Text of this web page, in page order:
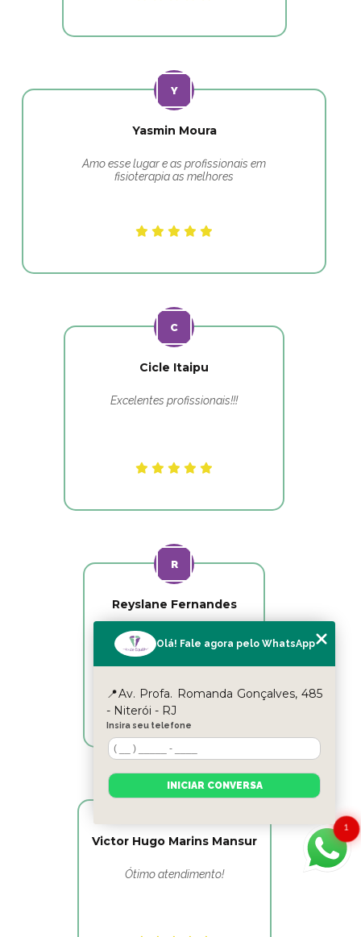
Yasmin Moura
Amo esse lugar e as profissionais em
fisioterapia as melhores
Cicle Itaipu
Excelentes profissionais!!!
Reyslane Fernandes
Excelente equipe!!
Victor Hugo Marins Mansur
Ótimo atendimento!
1
Olá! Fale agora pelo WhatsApp
📍Av. Profa. Romanda Gonçalves, 485
- Niterói - RJ
Insira seu telefone
INICIAR CONVERSA